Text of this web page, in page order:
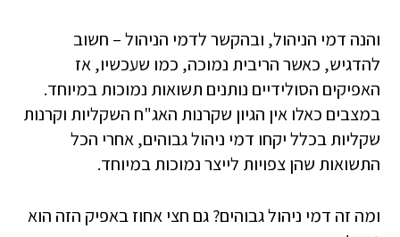
והנה דמי הניהול, ובהקשר לדמי הניהול – חשוב
להדגיש, כאשר הריבית נמוכה, כמו שעכשיו, אז
האפיקים הסולידיים נותנים תשואות נמוכות במיוחד.
במצבים כאלו אין הגיון שקרנות האג"ח השקליות וקרנות
שקליות בכלל יקחו דמי ניהול גבוהים, אחרי הכל
התשואות שהן צפויות לייצר נמוכות במיוחד.
ומה זה דמי ניהול גבוהים? גם חצי אחוז באפיק הזה הוא